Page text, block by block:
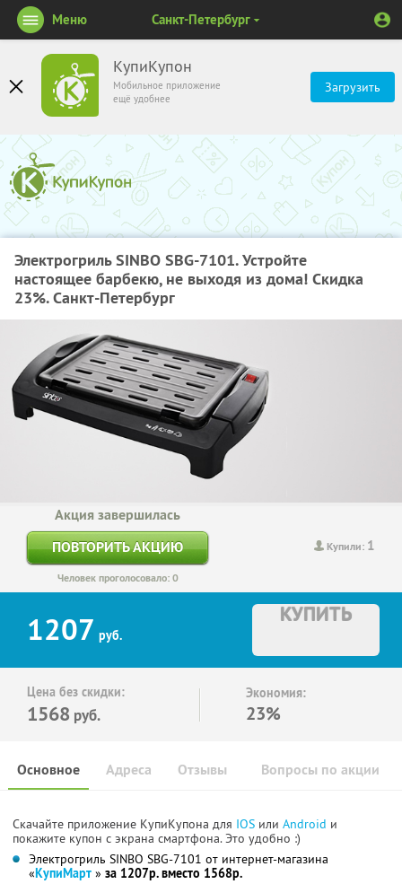
КупиКупон
Мобильное приложение
ещё удобнее
Загрузить
Меню Санкт-Петербург
Электрогриль SINBO SBG-7101. Устройте
настоящее барбекю, не выходя из дома! Скидка
23%. Санкт-Петербург
Купили: 1
Акция завершилась
ПОВТОРИТЬ АКЦИЮ
Человек проголосовало: 0
1207 руб.
КУПИТЬ
Цена без скидки:
1568 руб.
Экономия:
23%
Основное Отзывы Вопросы по акции
Адреса
Скачайте приложение КупиКупона для IOS или Android и
покажите купон с экрана смартфона. Это удобно :)
Электрогриль SINBO SBG-7101 от интернет-магазина
«КупиМарт » за 1207р. вместо 1568р.